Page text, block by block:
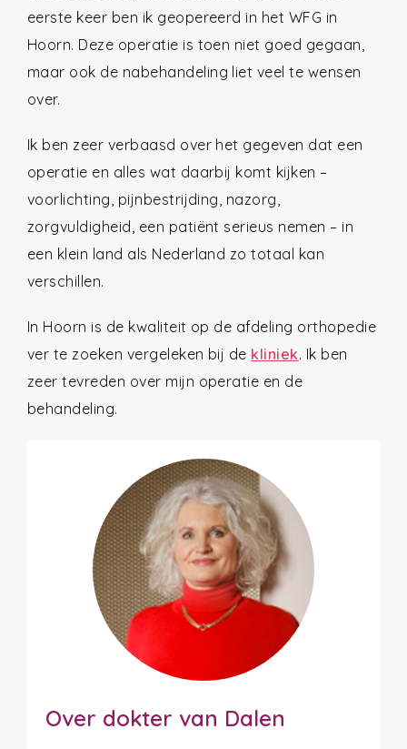
eerste keer ben ik geopereerd in het WFG in
Hoorn. Deze operatie is toen niet goed gegaan,
maar ook de nabehandeling liet veel te wensen
over.
Ik ben zeer verbaasd over het gegeven dat een
operatie en alles wat daarbij komt kijken –
voorlichting, pijnbestrijding, nazorg,
zorgvuldigheid, een patiënt serieus nemen – in
een klein land als Nederland zo totaal kan
verschillen.
In Hoorn is de kwaliteit op de afdeling orthopedie
ver te zoeken vergeleken bij de kliniek. Ik ben
zeer tevreden over mijn operatie en de
behandeling.
Over dokter van Dalen